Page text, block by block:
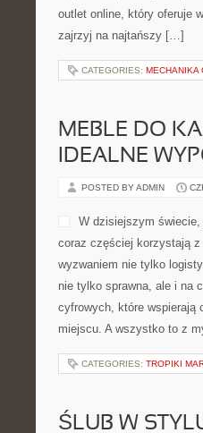
outlet online, który oferuje
zajrzyj na najtańszy […]
CATEGORIES: MECHANIKA
MEBLE DO
IDEALNE
POSTED BY ADMIN
W dzisiejszym
coraz częściej korzystają
wyzwaniem nie tylko
nie tylko sprawna, ale i na
cyfrowych, które wspierają
miejscu. A wszystko to z
CATEGORIES: TROPIKI
ŚLUB W